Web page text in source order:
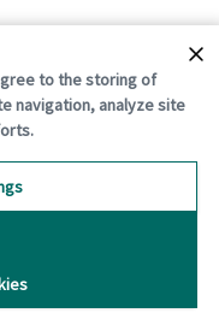
to the storing of
navigation, analyze site